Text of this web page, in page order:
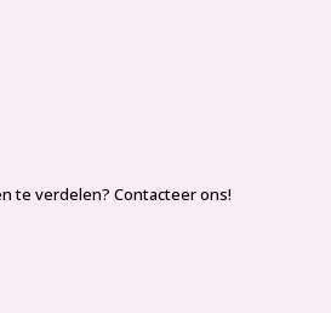
te verdelen? Contacteer ons!